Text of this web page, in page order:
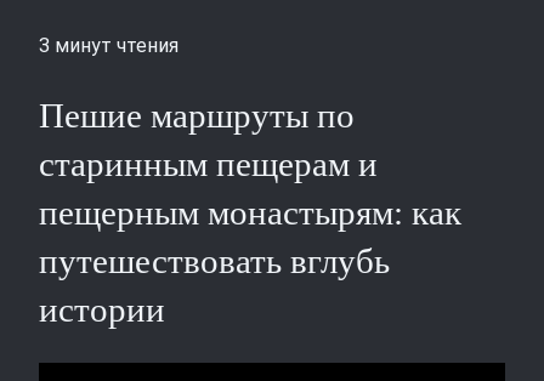
3 минут чтения
Пешие маршруты по
старинным пещерам и
пещерным монастырям: как
путешествовать вглубь
истории